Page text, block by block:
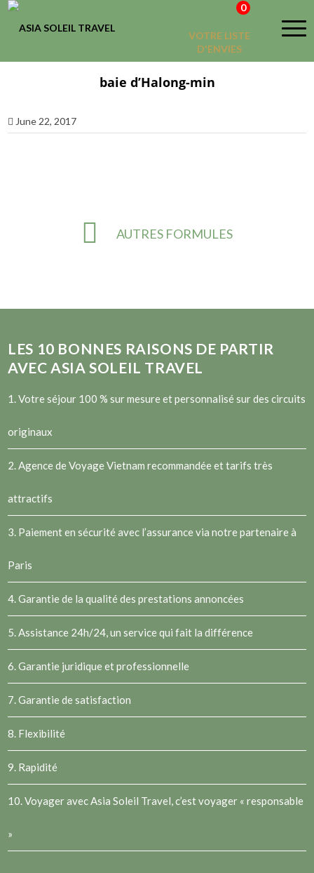
VOTRE LISTE
D'ENVIES
0
baie d’Halong-min
June 22, 2017
AUTRES FORMULES
LES 10 BONNES RAISONS DE PARTIR
AVEC ASIA SOLEIL TRAVEL
1. Votre séjour 100 % sur mesure et personnalisé sur des circuits
originaux
2.Agence de Voyage Vietnam recommandée et tarifs très
attractifs
3. Paiement en sécurité avec l’assurance via notre partenaire à
Paris
4. Garantie de la qualité des prestations annoncées
5. Assistance 24h/24, un service qui fait la différence
6. Garantie juridique et professionnelle
7. Garantie de satisfaction
8. Flexibilité
9. Rapidité
10. Voyager avec Asia Soleil Travel, c’est voyager « responsable
»